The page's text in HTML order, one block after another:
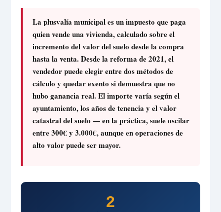
La plusvalía municipal es un impuesto que paga
quien vende una vivienda, calculado sobre el
incremento del valor del suelo desde la compra
hasta la venta. Desde la reforma de 2021, el
vendedor puede elegir entre dos métodos de
cálculo y quedar exento si demuestra que no
hubo ganancia real. El importe varía según el
ayuntamiento, los años de tenencia y el valor
catastral del suelo — en la práctica, suele oscilar
entre 300€ y 3.000€, aunque en operaciones de
alto valor puede ser mayor.
2